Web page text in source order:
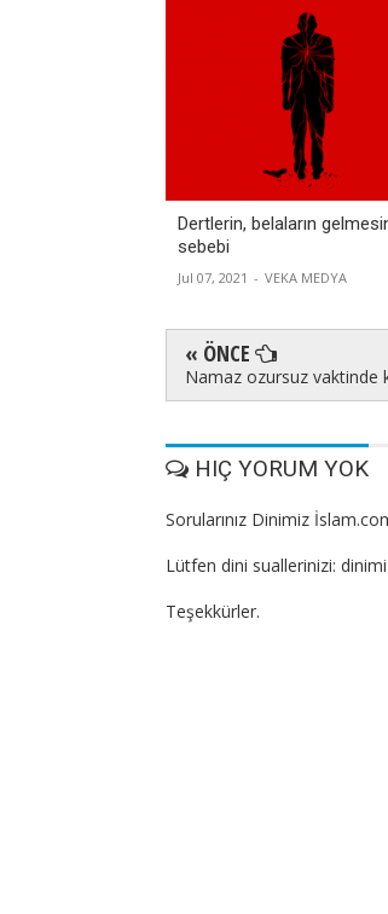
Dertlerin, belaların
sebebi
Jul 07, 2021 - VEKA MEDYA
« ÖNCE
Namaz ozursuz vaktinde
HIÇ YORUM YOK
Sorularınız Dinimiz
Lütfen dini suallerinizi:
Teşekkürler.